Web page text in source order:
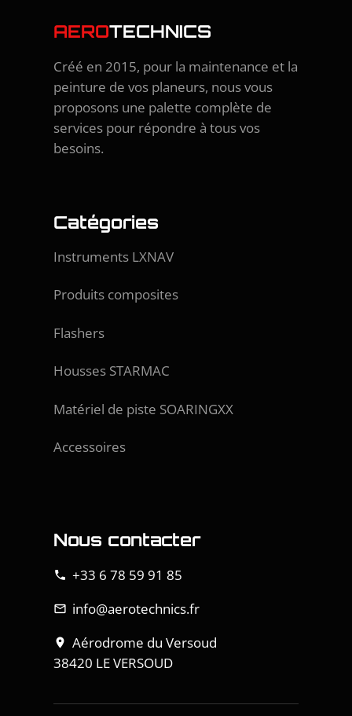
AEROTECHNICS
Créé en 2015, pour la maintenance et la
peinture de vos planeurs, nous vous
proposons une palette complète de
services pour répondre à tous vos
besoins.
Catégories
Instruments LXNAV
Produits composites
Flashers
Housses STARMAC
Matériel de piste SOARINGXX
Accessoires
Nous contacter
phone +33 6 78 59 91 85
mail_outline info@aerotechnics.fr
location_on Aérodrome du Versoud
38420 LE VERSOUD